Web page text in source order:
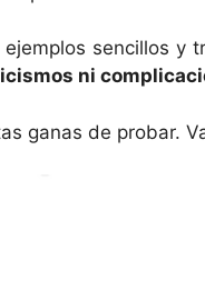
sencillos y
ni
ganas de probar.